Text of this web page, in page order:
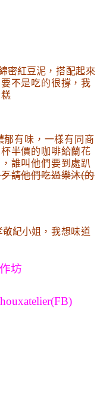
密紅豆泥 ，搭配起來
要不是吃的很撐 ，我
郁有味 ， 一樣有同商
半價的咖啡給蘭花
，誰叫他們要到處趴
請他們吃過樂沐(的
紀小姐 ， 我想味道
坊